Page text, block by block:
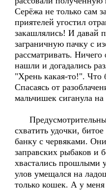
Серёжа не только сам
приятелей угостил
закашлялись! И давай
заграничную пачку с
рассматривать.
нашли и догадались
"Хрень какая-то!". Что
Спасаясь от
мальчишек сиганула на
схватить удочки,
банку с червяками.
заправских рыбаков и
хвастались прошлыми
улов умещался на
только кошек. А у